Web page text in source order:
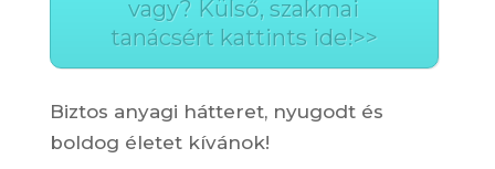
vagy? Külső, szakmai
tanácsért kattints ide!>>
Biztos anyagi hátteret, nyugodt és
boldog életet kívánok!